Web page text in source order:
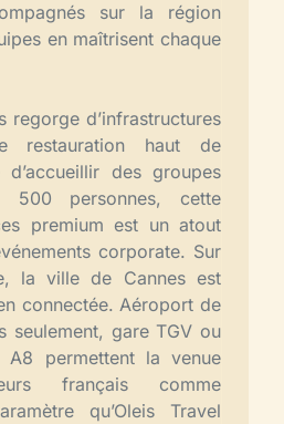
sur la région
en maîtrisent chaque
regorge d’infrastructures
restauration haut de
d’accueillir des groupes
personnes, cette
premium est un atout
corporate. Sur
la ville de Cannes est
connectée. Aéroport de
seulement, gare TGV ou
A8 permettent la venue
français comme
qu’Oleis Travel